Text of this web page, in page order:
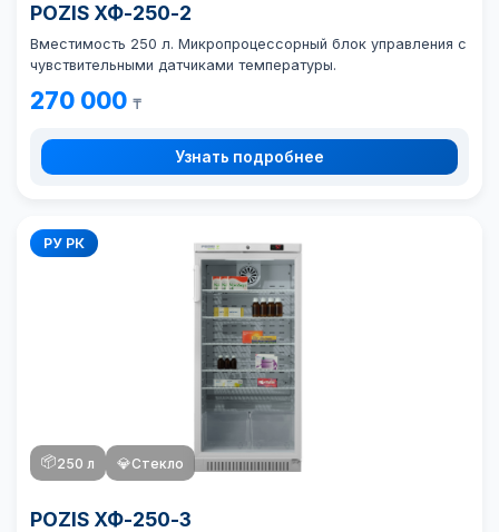
POZIS ХФ-250-2
Вместимость 250 л. Микропроцессорный блок управления с
чувствительными датчиками температуры.
270 000 ₸
Узнать подробнее
РУ РК
📦250 л 💎Стекло
POZIS ХФ-250-3